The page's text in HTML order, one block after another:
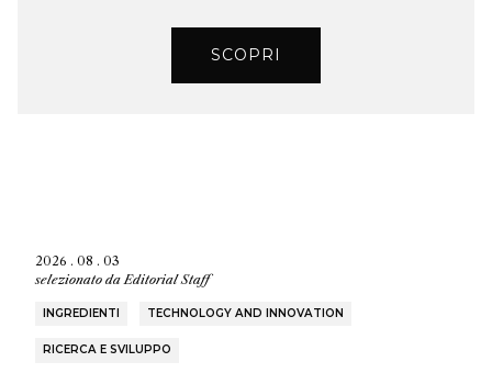
SCOPRI
2026 . 08 . 03
selezionato daEditorial Staff
INGREDIENTI TECHNOLOGY AND INNOVATION
RICERCA E SVILUPPO